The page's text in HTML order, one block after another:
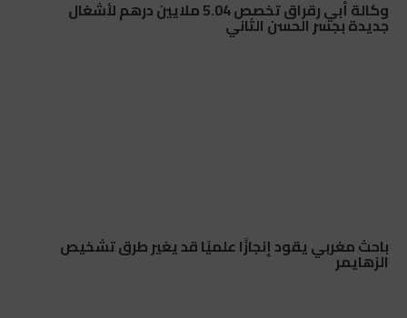
وكالة أبي رقراق تخصص 5.04 ملايين درهم لأشغال
جديدة بجسر الحسن الثاني
باحث مغربي يقود إنجازًا علميًا قد يغير طرق تشخيص
الزهايمر